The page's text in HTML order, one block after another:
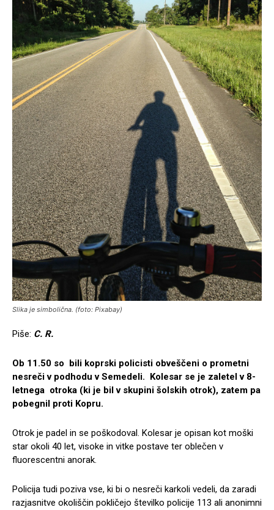
Slika je simbolična. (foto: Pixabay)
Piše: C. R.
Ob 11.50 so bili koprski policisti obveščeni o prometni
nesreči v podhodu v Semedeli. Kolesar se je zaletel v 8-
letnega otroka (ki je bil v skupini šolskih otrok), zatem pa
pobegnil proti Kopru.
Otrok je padel in se poškodoval. Kolesar je opisan kot moški
star okoli 40 let, visoke in vitke postave ter oblečen v
fluorescentni anorak.
Policija tudi poziva vse, ki bi o nesreči karkoli vedeli, da zaradi
razjasnitve okoliščin pokličejo številko policije 113 ali anonimni